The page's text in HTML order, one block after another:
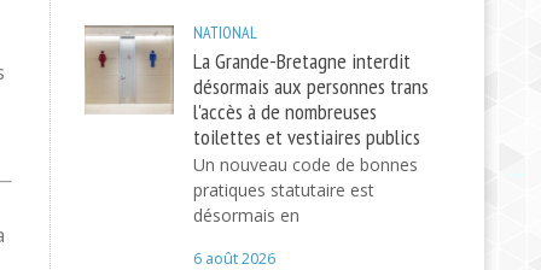
NATIONAL
La Grande-Bretagne interdit
désormais aux personnes trans
l'accès à de nombreuses
toilettes et vestiaires publics
Un nouveau code de bonnes
pratiques statutaire est
désormais en
6 août 2026